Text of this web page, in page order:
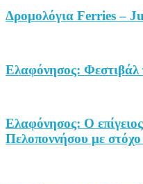
Δρομολόγια Ferries –
Ελαφόνησος:
Ελαφόνησος: Ο
Πελοποννήσου με